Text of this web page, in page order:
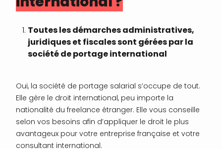
Toutes les démarches administratives,
juridiques et fiscales sont gérées par la
société de portage international
Oui, la société de portage salarial s’occupe de tout.
Elle gère le droit international, peu importe la
nationalité du freelance étranger. Elle vous conseille
selon vos besoins afin d’appliquer le droit le plus
avantageux pour votre entreprise française et votre
consultant international.